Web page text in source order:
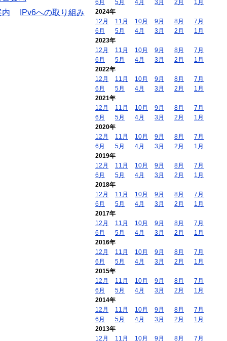
内
IPv6への取り組み
6月
5月 4月 3月 2月
1月
2024年
12月
11月 10月 9月 8月
7月
6月
5月 4月 3月 2月
1月
2023年
12月
11月 10月 9月 8月
7月
6月
5月 4月 3月 2月
1月
2022年
12月
11月 10月 9月 8月
7月
6月
5月 4月 3月 2月
1月
2021年
12月
11月 10月 9月 8月
7月
6月
5月 4月 3月 2月
1月
2020年
12月
11月 10月 9月 8月
7月
6月
5月 4月 3月 2月
1月
2019年
12月
11月 10月 9月 8月
7月
6月
5月 4月 3月 2月
1月
2018年
12月
11月 10月 9月 8月
7月
6月
5月 4月 3月 2月
1月
2017年
12月
11月 10月 9月 8月
7月
6月
5月 4月 3月 2月
1月
2016年
12月
11月 10月 9月 8月
7月
6月
5月 4月 3月 2月
1月
2015年
12月
11月 10月 9月 8月
7月
6月
5月 4月 3月 2月
1月
2014年
12月
11月 10月 9月 8月
7月
6月
5月 4月 3月 2月
1月
2013年
12月
11月 10月 9月 8月 7月